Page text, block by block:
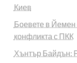
Киев
Боевете в Йемен
конфликта с ПКК
Хънтър Байдън: